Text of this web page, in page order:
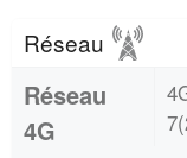
Réseau
Réseau
4G